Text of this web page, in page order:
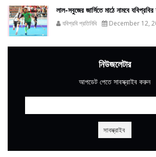
লাল-সবুজের জার্সিতে মাঠে নামবে
যবিপ্রবি প্রতিনিধি December 12,
নিউজলেটার
আপডেট পেতে সাবস্ক্রাইব করুন